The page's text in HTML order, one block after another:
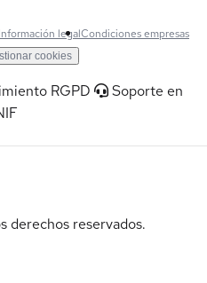
Información legalCondiciones empresas
cookies
RGPD
Soporte en
derechos reservados.